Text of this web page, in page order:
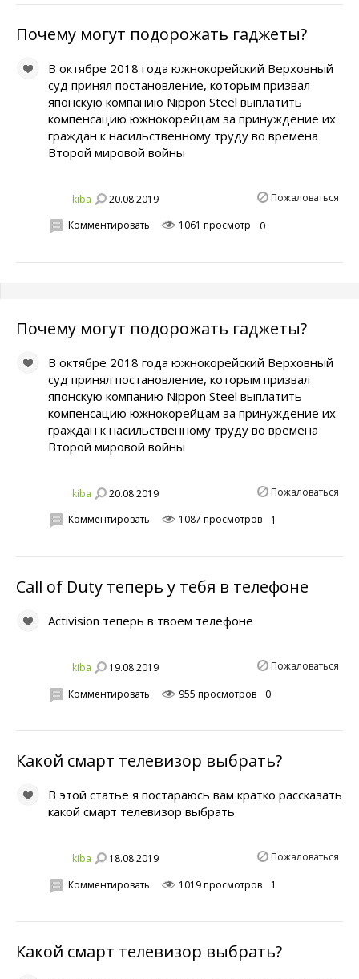
Почему могут подорожать гаджеты?
В октябре 2018 года южнокорейский Верховный
суд принял постановление, которым призвал
японскую компанию Nippon Steel выплатить
компенсацию южнокорейцам за принуждение их
граждан к насильственному труду во времена
Второй мировой войны
kiba 20.08.2019 Пожаловаться
Комментировать 1061 просмотр 0
Почему могут подорожать гаджеты?
В октябре 2018 года южнокорейский Верховный
суд принял постановление, которым призвал
японскую компанию Nippon Steel выплатить
компенсацию южнокорейцам за принуждение их
граждан к насильственному труду во времена
Второй мировой войны
kiba 20.08.2019 Пожаловаться
Комментировать 1087 просмотров 1
Call of Duty теперь у тебя в телефоне
Activision теперь в твоем телефоне
kiba 19.08.2019 Пожаловаться
Комментировать 955 просмотров 0
Какой смарт телевизор выбрать?
В этой статье я постараюсь вам кратко рассказать
какой смарт телевизор выбрать
kiba 18.08.2019 Пожаловаться
Комментировать 1019 просмотров 1
Какой смарт телевизор выбрать?